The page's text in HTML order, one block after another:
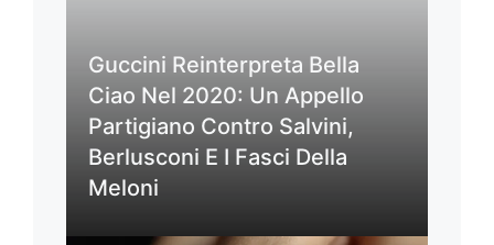
Guccini Reinterpreta Bella
Ciao Nel 2020: Un Appello
Partigiano Contro Salvini,
Berlusconi E I Fasci Della
Meloni